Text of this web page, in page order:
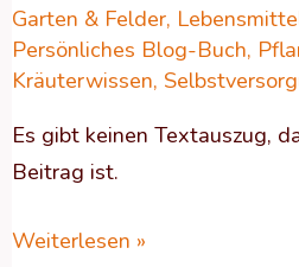
Garten & Felder,
Persönliches Blog-Buch,
Kräuterwissen,
Es gibt keinen Textauszug,
Beitrag ist.
Weiterlesen »